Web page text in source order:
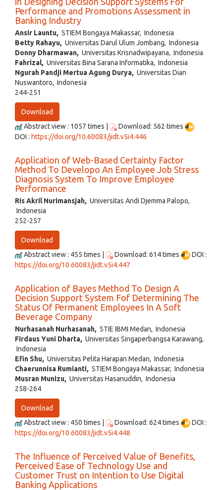
Performance and Promotions Assessment in
Banking Industry
Ansir Launtu, STIEM Bongaya Makassar, Indonesia
Betty Rahayu, Universitas Darul Ulum Jombang, Indonesia
Donny Dharmawan, Universitas Krisnadwipayana, Indonesia
Fahrizal, Universitas Bina Sarana Informatika, Indonesia
Ngurah Pandji Mertua Agung Durya, Universitas Dian
Nuswantoro, Indonesia
244-251
Download
Abstract view : 1057 times |
Download: 562 times
DOI : https://doi.org/10.60083/jidt.v5i4.446
Application of Web-Based Certainty Factor
Method To Developo An Employee Job Stress
Diagnosis System To Improve Employee
Performance
Ris Akril Nurimansjah, Universitas Andi Djemma Palopo,
Indonesia
252-257
Download
Abstract view : 455 times |
Download: 614 times
DOI :
https://doi.org/10.60083/jidt.v5i4.447
Application of Bayes Method To Design A
Decision Support System Fof Determining The
Status Of Permanent Employees In A Soft
Beverage Company
Nurhasanah Nurhasanah, STIE IBMI Medan, Indonesia
Firdaus Yuni Dharta, Universitas Singaperbangsa Karawang,
Indonesia
Efin Shu, Universitas Pelita Harapan Medan, Indonesia
Chaerunnisa Rumianti, STIEM Bongaya Makassar, Indonesia
Musran Munizu, Universitas Hasanuddin, Indonesia
258-264
Download
Abstract view : 450 times |
Download: 624 times
DOI :
https://doi.org/10.60083/jidt.v5i4.448
The Influence of Perceived Value of Benefits,
Perceived Ease of Technology Use and
Customer Trust on Intention to Use Digital
Banking Applications